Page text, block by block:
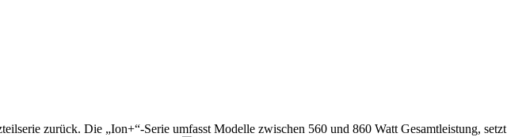
zurück. Die „Ion+“-Serie umfasst Modelle zwischen 560 und 860 Watt Gesamtleistung, setzt